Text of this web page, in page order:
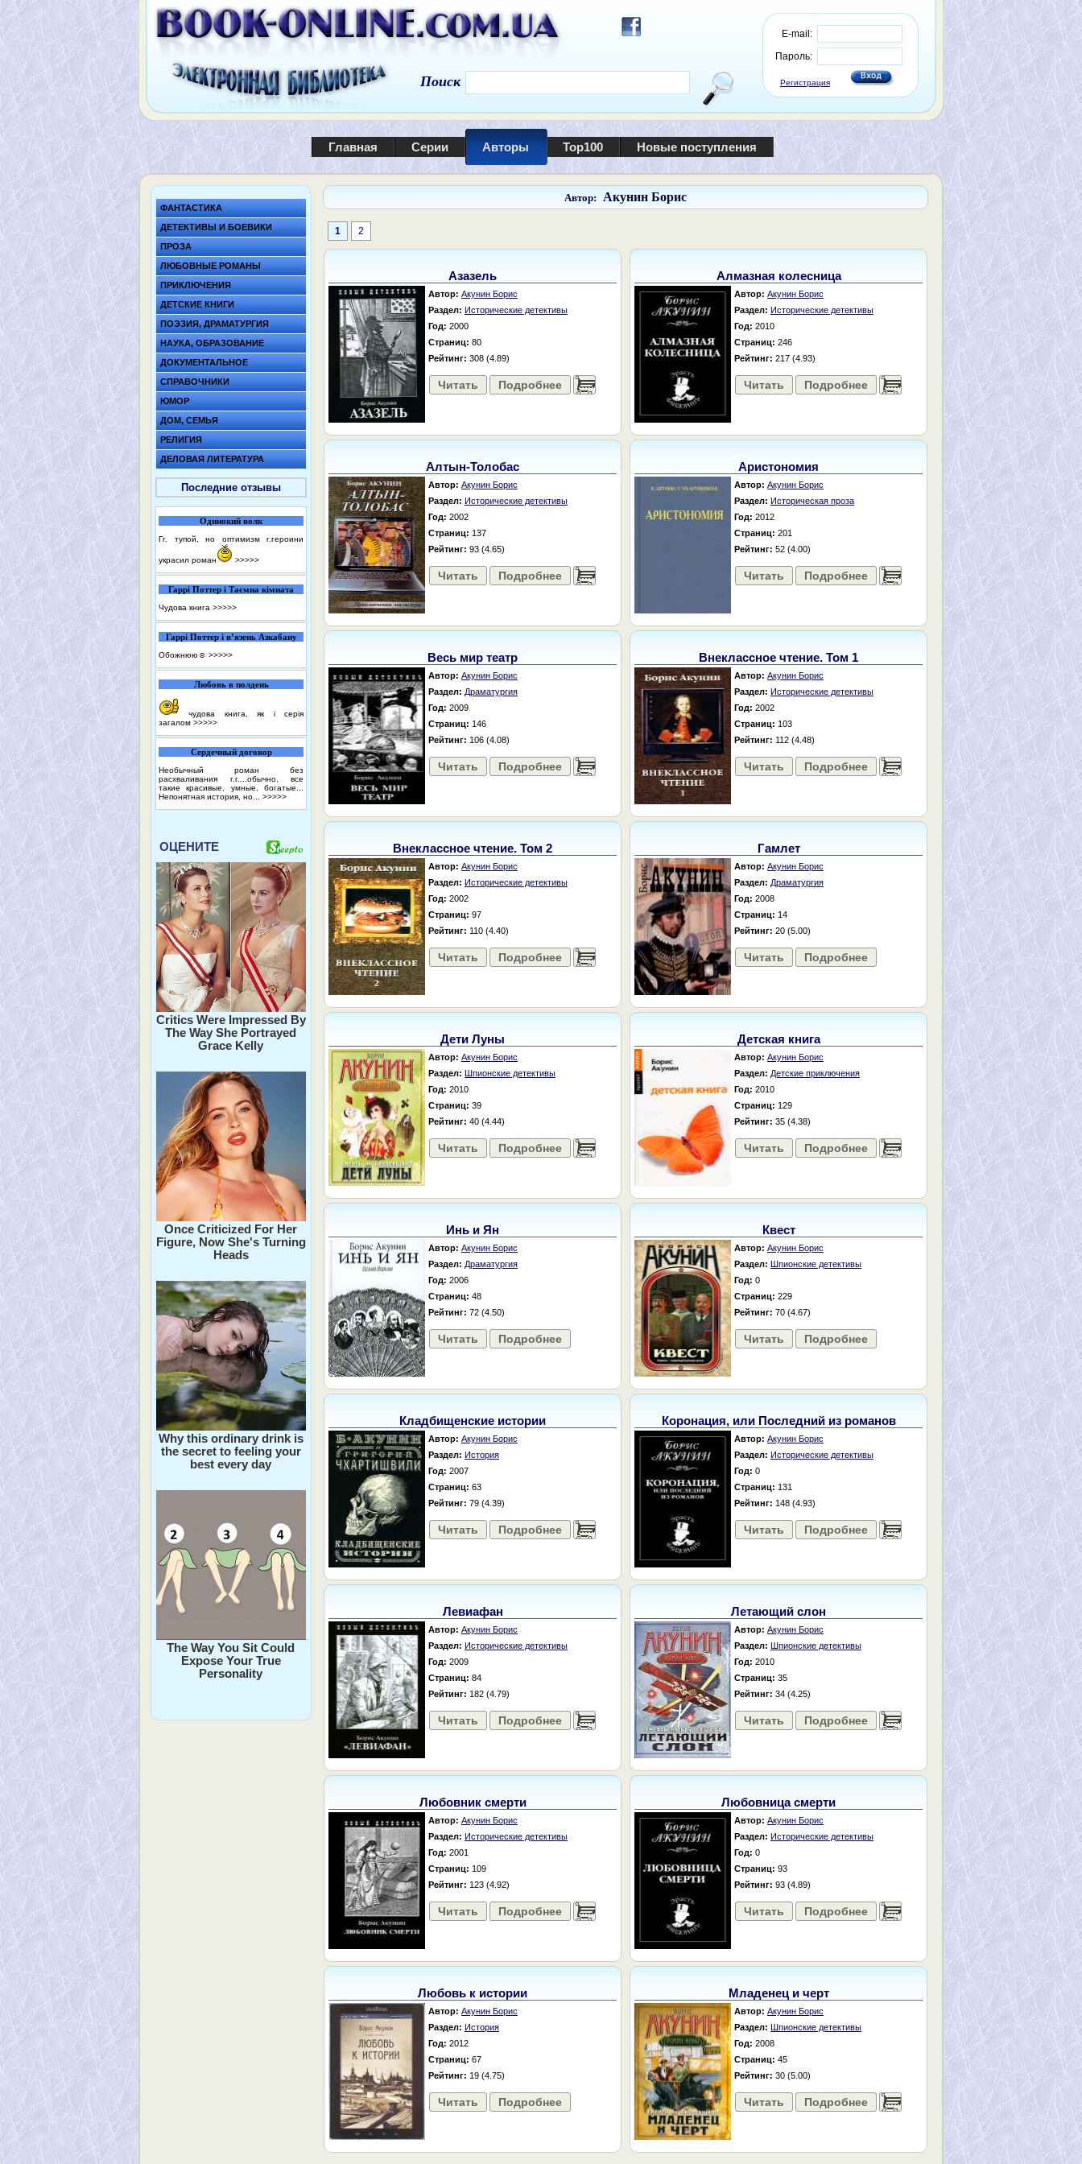
E-mail:
Пароль:
Регистрация
Поиск
Главная Серии Авторы Top100 Новые поступления
ФАНТАСТИКА
ДЕТЕКТИВЫ И БОЕВИКИ
ПРОЗА
ЛЮБОВНЫЕ РОМАНЫ
ПРИКЛЮЧЕНИЯ
ДЕТСКИЕ КНИГИ
ПОЭЗИЯ, ДРАМАТУРГИЯ
НАУКА, ОБРАЗОВАНИЕ
ДОКУМЕНТАЛЬНОЕ
СПРАВОЧНИКИ
ЮМОР
ДОМ, СЕМЬЯ
РЕЛИГИЯ
ДЕЛОВАЯ ЛИТЕРАТУРА
Последние отзывы
Одинокий волк
Гг. тупой, но оптимизм г.героини
украсил роман >>>>>
Гаррі Поттер і Таємна кімната
Чудова книга >>>>>
Гаррі Поттер і в’язень Азкабану
Обожнюю☺️ >>>>>
Любовь в полдень
чудова книга, як і серія
загалом >>>>>
Сердечный договор
Необычный роман без
расхваливания г.г....обычно, все
такие красивые, умные, богатые...
Непонятная история, но... >>>>>
ОЦЕНИТЕ
Critics Were Impressed By
The Way She Portrayed
Grace Kelly
Once Criticized For Her
Figure, Now She's Turning
Heads
Why this ordinary drink is
the secret to feeling your
best every day
The Way You Sit Could
Expose Your True
Personality
Автор: Акунин Борис
1 2
Азазель
Автор: Акунин Борис
Раздел: Исторические детективы
Год: 2000
Страниц: 80
Рейтинг: 308 (4.89)
Читать Подробнее ......
Алмазная колесница
Автор: Акунин Борис
Раздел: Исторические детективы
Год: 2010
Страниц: 246
Рейтинг: 217 (4.93)
Читать Подробнее ......
Алтын-Толобас
Автор: Акунин Борис
Раздел: Исторические детективы
Год: 2002
Страниц: 137
Рейтинг: 93 (4.65)
Читать Подробнее ......
Аристономия
Автор: Акунин Борис
Раздел: Историческая проза
Год: 2012
Страниц: 201
Рейтинг: 52 (4.00)
Читать Подробнее ......
Весь мир театр
Автор: Акунин Борис
Раздел: Драматургия
Год: 2009
Страниц: 146
Рейтинг: 106 (4.08)
Читать Подробнее ......
Внеклассное чтение. Том 1
Автор: Акунин Борис
Раздел: Исторические детективы
Год: 2002
Страниц: 103
Рейтинг: 112 (4.48)
Читать Подробнее ......
Внеклассное чтение. Том 2
Автор: Акунин Борис
Раздел: Исторические детективы
Год: 2002
Страниц: 97
Рейтинг: 110 (4.40)
Читать Подробнее ......
Гамлет
Автор: Акунин Борис
Раздел: Драматургия
Год: 2008
Страниц: 14
Рейтинг: 20 (5.00)
Читать Подробнее
Дети Луны
Автор: Акунин Борис
Раздел: Шпионские детективы
Год: 2010
Страниц: 39
Рейтинг: 40 (4.44)
Читать Подробнее ......
Детская книга
Автор: Акунин Борис
Раздел: Детские приключения
Год: 2010
Страниц: 129
Рейтинг: 35 (4.38)
Читать Подробнее ......
Инь и Ян
Автор: Акунин Борис
Раздел: Драматургия
Год: 2006
Страниц: 48
Рейтинг: 72 (4.50)
Читать Подробнее
Квест
Автор: Акунин Борис
Раздел: Шпионские детективы
Год: 0
Страниц: 229
Рейтинг: 70 (4.67)
Читать Подробнее
Кладбищенские истории
Автор: Акунин Борис
Раздел: История
Год: 2007
Страниц: 63
Рейтинг: 79 (4.39)
Читать Подробнее ......
Коронация, или Последний из романов
Автор: Акунин Борис
Раздел: Исторические детективы
Год: 0
Страниц: 131
Рейтинг: 148 (4.93)
Читать Подробнее ......
Левиафан
Автор: Акунин Борис
Раздел: Исторические детективы
Год: 2009
Страниц: 84
Рейтинг: 182 (4.79)
Читать Подробнее ......
Летающий слон
Автор: Акунин Борис
Раздел: Шпионские детективы
Год: 2010
Страниц: 35
Рейтинг: 34 (4.25)
Читать Подробнее ......
Любовник смерти
Автор: Акунин Борис
Раздел: Исторические детективы
Год: 2001
Страниц: 109
Рейтинг: 123 (4.92)
Читать Подробнее ......
Любовница смерти
Автор: Акунин Борис
Раздел: Исторические детективы
Год: 0
Страниц: 93
Рейтинг: 93 (4.89)
Читать Подробнее ......
Любовь к истории
Автор: Акунин Борис
Раздел: История
Год: 2012
Страниц: 67
Рейтинг: 19 (4.75)
Читать Подробнее
Младенец и черт
Автор: Акунин Борис
Раздел: Шпионские детективы
Год: 2008
Страниц: 45
Рейтинг: 30 (5.00)
Читать Подробнее ......